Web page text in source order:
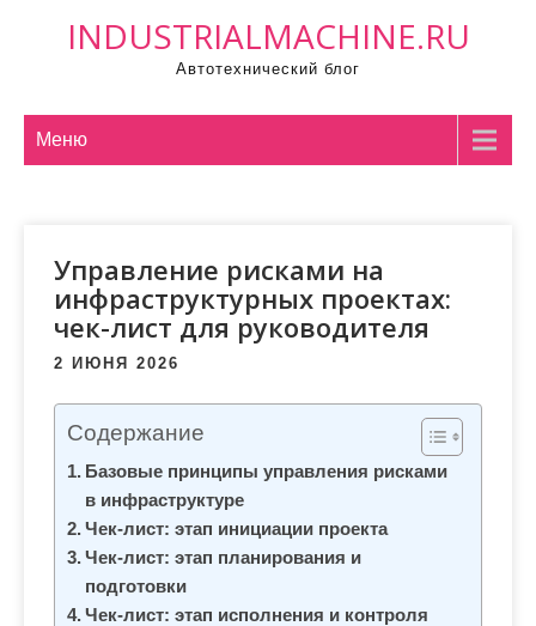
INDUSTRIALMACHINE.RU
Автотехнический блог
Меню
Управление рисками на
инфраструктурных проектах:
чек-лист для руководителя
2 ИЮНЯ 2026
Содержание
Базовые принципы управления рисками
в инфраструктуре
Чек-лист: этап инициации проекта
Чек-лист: этап планирования и
подготовки
Чек-лист: этап исполнения и контроля